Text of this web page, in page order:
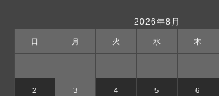
2026年8月
日 月 火 水 木
2 3 4 5 6